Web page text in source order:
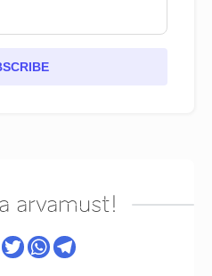
arvamust!